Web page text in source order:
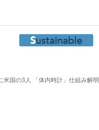
米国の3人 「体内時計」仕組み解明